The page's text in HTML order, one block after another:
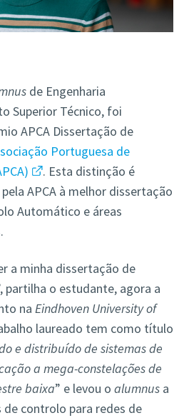
de Engenharia
Superior Técnico, foi
APCA Dissertação de
Portuguesa de
. Esta distinção é
APCA à melhor dissertação
Automático e áreas
a minha dissertação de
partilha o estudante, agora a
na Eindhoven University of
laureado tem como título
e distribuído de sistemas de
a mega-constelações de
baixa” e levou o alumnus a
controlo para redes de